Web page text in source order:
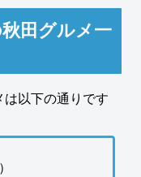
田グルメ一
以下の通りです